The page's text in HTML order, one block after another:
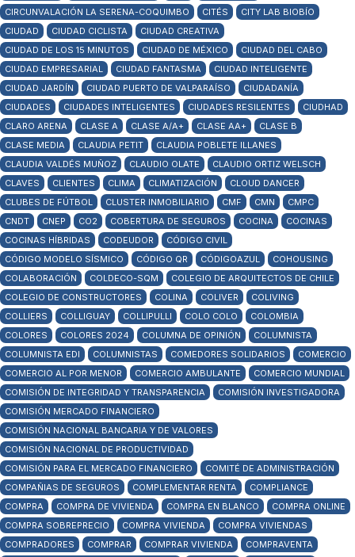
CIRCUNVALACIÓN LA SERENA-COQUIMBO
CITÉS
CITY LAB BIOBÍO
CIUDAD
CIUDAD CICLISTA
CIUDAD CREATIVA
CIUDAD DE LOS 15 MINUTOS
CIUDAD DE MÉXICO
CIUDAD DEL CABO
CIUDAD EMPRESARIAL
CIUDAD FANTASMA
CIUDAD INTELIGENTE
CIUDAD JARDÍN
CIUDAD PUERTO DE VALPARAÍSO
CIUDADANÍA
CIUDADES
CIUDADES INTELIGENTES CIUDADES RESILENTES
CIUDHAD
CLARO ARENA
CLASE A CLASE A/A+ CLASE AA+
CLASE B
CLASE MEDIA
CLAUDIA PETIT
CLAUDIA POBLETE ILLANES
CLAUDIA VALDÉS MUÑOZ
CLAUDIO OLATE
CLAUDIO ORTIZ WELSCH
CLAVES
CLIENTES CLIMA CLIMATIZACIÓN
CLOUD DANCER
CLUBES DE FÚTBOL
CLUSTER INMOBILIARIO CMF CMN
CMPC
CNDT
CNEP CO2 COBERTURA DE SEGUROS COCINA
COCINAS
COCINAS HÍBRIDAS
CODEUDOR
CÓDIGO CIVIL
CÓDIGO MODELO SÍSMICO
CÓDIGO QR CÓDIGOAZUL
COHOUSING
COLABORACIÓN
COLDECO-SQM
COLEGIO DE ARQUITECTOS DE CHILE
COLEGIO DE CONSTRUCTORES
COLINA COLIVER
COLIVING
COLLIERS
COLLIGUAY COLLIPULLI COLO COLO
COLOMBIA
COLORES
COLORES 2024 COLUMNA DE OPINIÓN
COLUMNISTA
COLUMNISTA EDI
COLUMNISTAS COMEDORES SOLIDARIOS
COMERCIO
COMERCIO AL POR MENOR
COMERCIO AMBULANTE
COMERCIO MUNDIAL
COMISIÓN DE INTEGRIDAD Y TRANSPARENCIA
COMISIÓN INVESTIGADORA
COMISIÓN MERCADO FINANCIERO
COMISIÓN NACIONAL BANCARIA Y DE VALORES
COMISIÓN NACIONAL DE PRODUCTIVIDAD
COMISIÓN PARA EL MERCADO FINANCIERO
COMITÉ DE ADMINISTRACIÓN
COMPAÑIAS DE SEGUROS
COMPLEMENTAR RENTA
COMPLIANCE
COMPRA
COMPRA DE VIVIENDA COMPRA EN BLANCO
COMPRA ONLINE
COMPRA SOBREPRECIO
COMPRA VIVIENDA
COMPRA VIVIENDAS
COMPRADORES
COMPRAR COMPRAR VIVIENDA
COMPRAVENTA